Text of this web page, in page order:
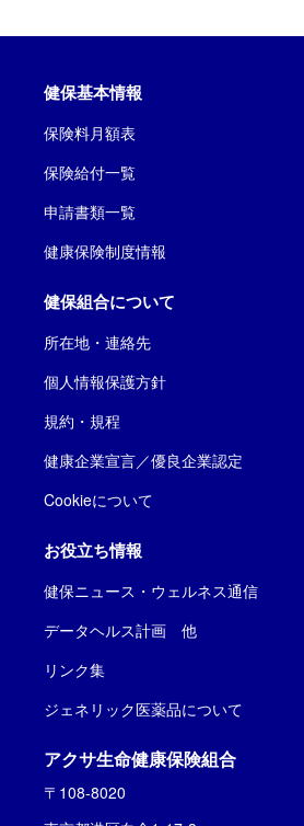
健保基本情報
保険料月額表
保険給付一覧
申請書類一覧
健康保険制度情報
健保組合について
所在地・連絡先
個人情報保護方針
規約・規程
健康企業宣言／優良企業認定
Cookieについて
お役立ち情報
健保ニュース・ウェルネス通信
データヘルス計画 他
リンク集
ジェネリック医薬品について
アクサ生命健康保険組合
〒108-8020